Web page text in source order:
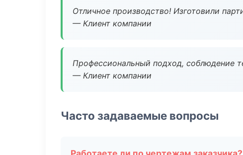
Отличное производство! Изготовили
— Клиент компании
Профессиональный подход, соблюдение
— Клиент компании
Часто задаваемые вопросы